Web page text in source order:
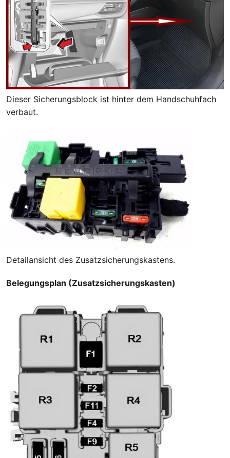
Dieser Sicherungsblock ist hinter dem Handschuhfach
verbaut.
Detailansicht des Zusatzsicherungskastens.
Belegungsplan (Zusatzsicherungskasten)